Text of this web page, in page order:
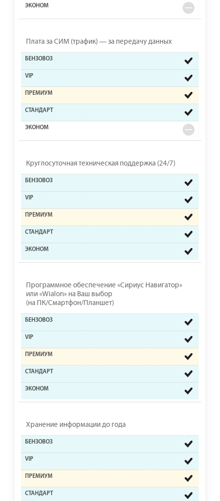
Плата за СИМ (трафик) — за передачу данных
Круглосуточная техническая поддержка (24/7)
Программное обеспечение «Сириус Навигатор»
или «Wialon» на Ваш выбор
(на ПК/Смартфон/Планшет)
Хранение информации до года